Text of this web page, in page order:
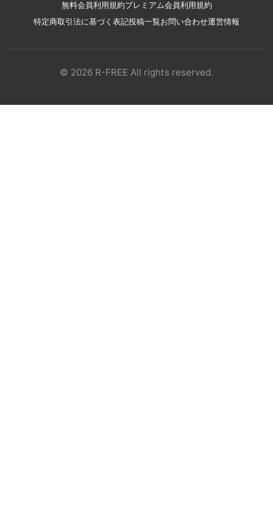
無料会員利用規約プレミアム会員利用規約
特定商取引法に基づく表記投稿一覧お問い合わせ運営情報
© 2026 R-FREE All rights reserved.